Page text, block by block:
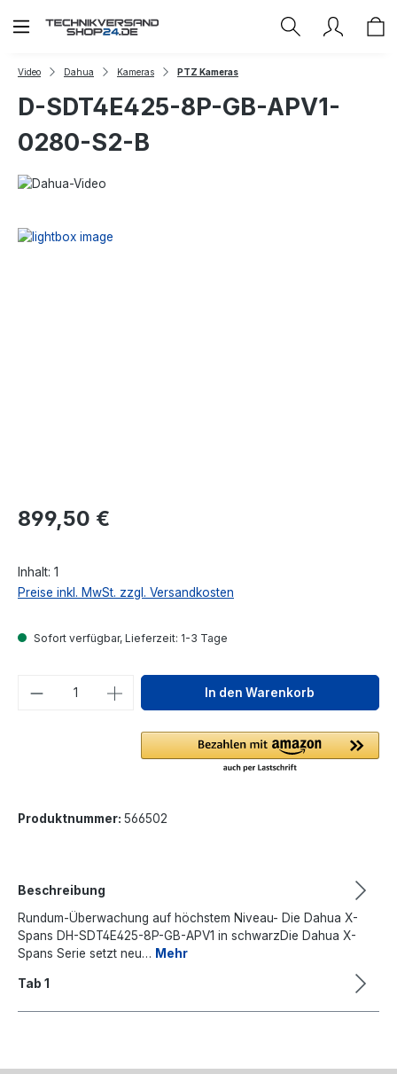
Zum Hauptinhalt springen
Video Dahua Kameras PTZ Kameras
D-SDT4E425-8P-GB-APV1-
0280-S2-B
Regulärer Preis:
899,50 €
Inhalt: 1
Preise inkl. MwSt. zzgl. Versandkosten
Sofort verfügbar, Lieferzeit: 1-3 Tage
Produkt Anzahl: Gib denIn den Warenkorb
Produktnummer: 566502
Beschreibung
Rundum-Überwachung auf höchstem Niveau- Die Dahua X-
Spans DH-SDT4E425-8P-GB-APV1 in schwarzDie Dahua X-
Spans Serie setzt neu… Mehr
Tab 1